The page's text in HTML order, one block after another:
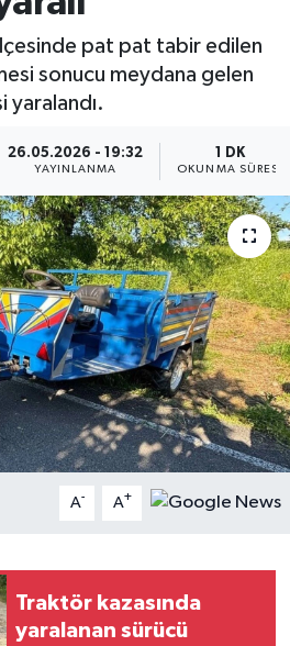
pat pat tabir edilen
sonucu meydana gelen
yaralandı.
26.05.2026 - 19:32
YAYINLANMA
1 DK
OKUNMA SÜRESI
A- A+
Traktör kazasında
yaralanan sürücü